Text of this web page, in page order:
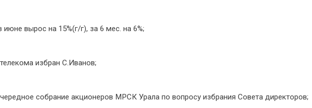
вырос на 15%(г/г), за 6 мес. на 6%;
избран С.Иванов;
собрание акционеров МРСК Урала по вопросу избрания Совета директоров;